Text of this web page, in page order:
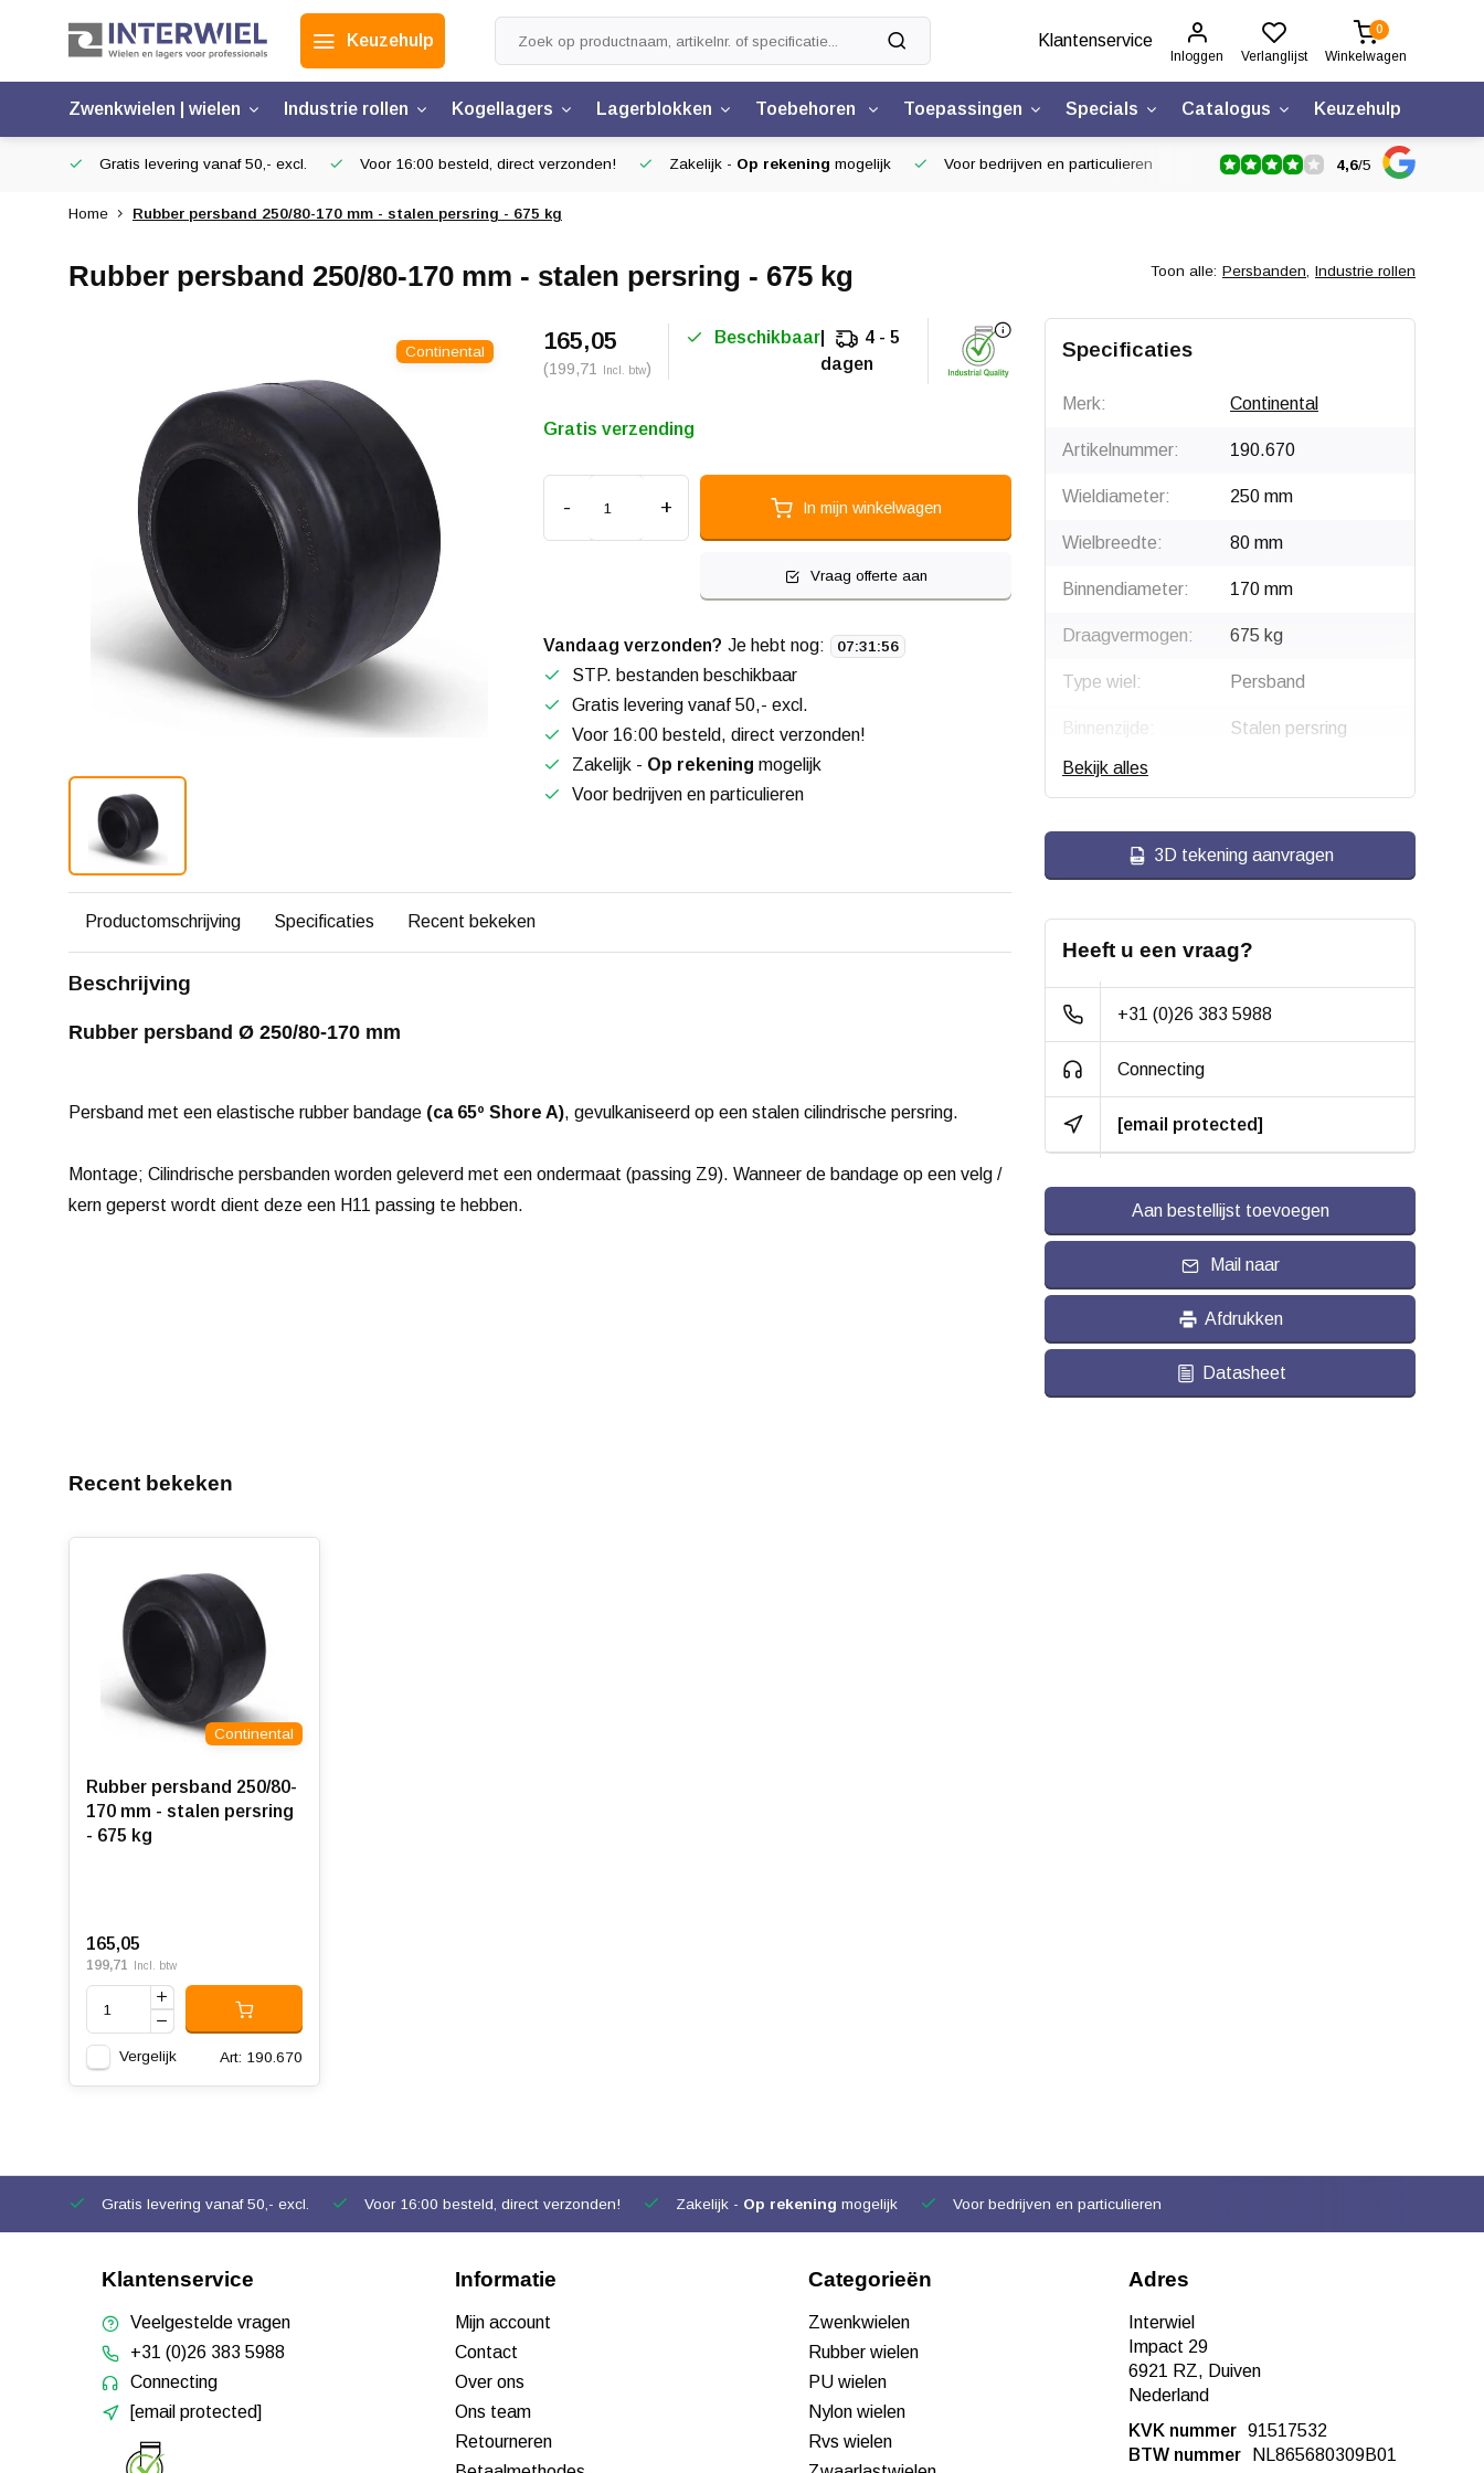
Keuzehulp Klantenservice
Inloggen Verlanglijst
0
Winkelwagen
Zwenkwielen | wielen Industrie rollen Kogellagers Lagerblokken Toebehoren Toepassingen Specials Catalogus Keuzehulp
Gratis levering vanaf 50,- excl. Voor 16:00 besteld, direct verzonden! Zakelijk - Op rekening mogelijk Voor bedrijven en particulieren 4,6/5
Home Rubber persband 250/80-170 mm - stalen persring - 675 kg
Rubber persband 250/80-170 mm - stalen persring - 675 kg Toon alle: Persbanden, Industrie rollen
Continental 165,05
(199,71 Incl. btw)
Beschikbaar
4 - 5
dagen
Gratis verzending
- + In mijn winkelwagen
Vraag offerte aan
Vandaag verzonden? Je hebt nog: 07:31:55
STP. bestanden beschikbaar
Gratis levering vanaf 50,- excl.
Voor 16:00 besteld, direct verzonden!
Zakelijk - Op rekening mogelijk
Voor bedrijven en particulieren
Productomschrijving Specificaties Recent bekeken
Beschrijving
Rubber persband Ø 250/80-170 mm
Persband met een elastische rubber bandage (ca 65º Shore A), gevulkaniseerd op een stalen cilindrische persring.
Montage; Cilindrische persbanden worden geleverd met een ondermaat (passing Z9). Wanneer de bandage op een velg /
kern geperst wordt dient deze een H11 passing te hebben.
Specificaties
Merk: Continental
Artikelnummer: 190.670
Wieldiameter: 250 mm
Wielbreedte: 80 mm
Binnendiameter: 170 mm
Draagvermogen: 675 kg
Type wiel: Persband
Binnenzijde: Stalen persring
Bandage:
gevulkaniseerd
Type loopvlak:
Hardheid band:
Temperatuur: - 20 / + 80 °C
Bekijk alles
3D tekening aanvragen
Heeft u een vraag?
+31 (0)26 383 5988
Connecting
[email protected]
Aan bestellijst toevoegen
Mail naar
Afdrukken
Datasheet
Recent bekeken
Continental
Rubber persband 250/80-
170 mm - stalen persring
- 675 kg
165,05
199,71 Incl. btw
Vergelijk Art: 190.670
Gratis levering vanaf 50,- excl. Voor 16:00 besteld, direct verzonden! Zakelijk - Op rekening mogelijk Voor bedrijven en particulieren
Klantenservice
Veelgestelde vragen
+31 (0)26 383 5988
Connecting
[email protected]
Informatie
Mijn account
Contact
Over ons
Ons team
Retourneren
Categorieën
Zwenkwielen
Rubber wielen
PU wielen
Nylon wielen
Rvs wielen
Adres
Interwiel
Impact 29
6921 RZ, Duiven
Nederland
KVK nummer 91517532
BTW nummer
NL865680309B01